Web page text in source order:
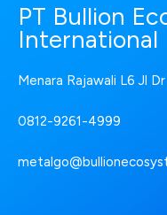
PT Bullion
International
Menara Rajawali L6 Jl
0812-9261-4999